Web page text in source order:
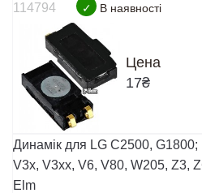
114794 ✓ В наявності
Цена
17₴
Динамік для LG C2500,
V3x, V3xx, V6, V80, W205, Z3,
Elm